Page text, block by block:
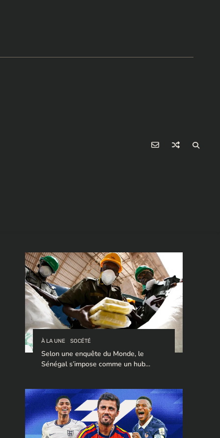
À LA UNE SOCÉTÉ
Selon une enquête du Monde, le
Sénégal s’impose comme un hub